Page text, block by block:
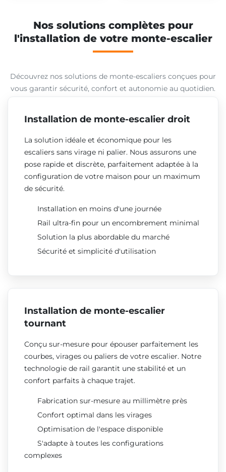
Nos solutions complètes pour
l'installation de votre monte-escalier
Découvrez nos solutions de monte-escaliers conçues pour
vous garantir sécurité, confort et autonomie au quotidien.
Installation de monte-escalier droit
La solution idéale et économique pour les
escaliers sans virage ni palier. Nous assurons une
pose rapide et discrète, parfaitement adaptée à la
configuration de votre maison pour un maximum
de sécurité.
Installation en moins d'une journée
Rail ultra-fin pour un encombrement minimal
Solution la plus abordable du marché
Sécurité et simplicité d'utilisation
Installation de monte-escalier
tournant
Conçu sur-mesure pour épouser parfaitement les
courbes, virages ou paliers de votre escalier. Notre
technologie de rail garantit une stabilité et un
confort parfaits à chaque trajet.
Fabrication sur-mesure au millimètre près
Confort optimal dans les virages
Optimisation de l'espace disponible
S'adapte à toutes les configurations
complexes